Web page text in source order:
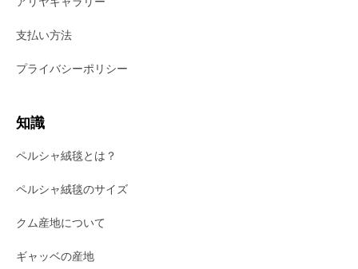
支払い方法
プライバシーポリシー
知識
ペルシャ絨毯とは？
ペルシャ絨毯のサイズ
クム産地について
ギャッベの産地